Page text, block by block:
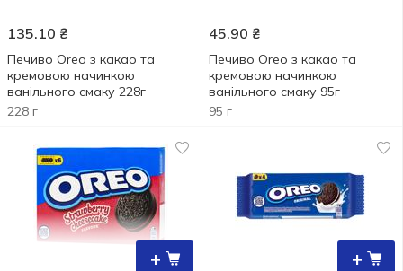
135.10 ₴
Печиво Oreo з какао та
кремовою начинкою
ванільного смаку 228г
228 г
45.90 ₴
Печиво Oreo з какао та
кремовою начинкою
ванільного смаку 95г
95 г
+ +